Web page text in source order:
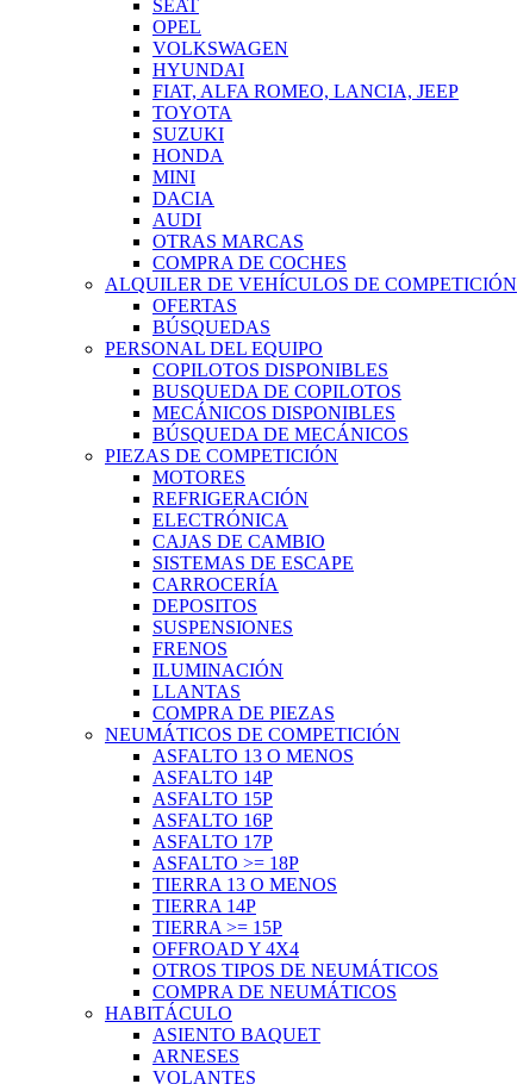
SEAT
OPEL
VOLKSWAGEN
HYUNDAI
FIAT, ALFA ROMEO, LANCIA, JEEP
TOYOTA
SUZUKI
HONDA
MINI
DACIA
AUDI
OTRAS MARCAS
COMPRA DE COCHES
ALQUILER DE VEHÍCULOS DE COMPETICIÓN
OFERTAS
BÚSQUEDAS
PERSONAL DEL EQUIPO
COPILOTOS DISPONIBLES
BUSQUEDA DE COPILOTOS
MECÁNICOS DISPONIBLES
BÚSQUEDA DE MECÁNICOS
PIEZAS DE COMPETICIÓN
MOTORES
REFRIGERACIÓN
ELECTRÓNICA
CAJAS DE CAMBIO
SISTEMAS DE ESCAPE
CARROCERÍA
DEPOSITOS
SUSPENSIONES
FRENOS
ILUMINACIÓN
LLANTAS
COMPRA DE PIEZAS
NEUMÁTICOS DE COMPETICIÓN
ASFALTO 13 O MENOS
ASFALTO 14P
ASFALTO 15P
ASFALTO 16P
ASFALTO 17P
ASFALTO >= 18P
TIERRA 13 O MENOS
TIERRA 14P
TIERRA >= 15P
OFFROAD Y 4X4
OTROS TIPOS DE NEUMÁTICOS
COMPRA DE NEUMÁTICOS
HABITÁCULO
ASIENTO BAQUET
ARNESES
VOLANTES